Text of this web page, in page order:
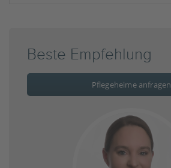
Beste Empfehlung
Pflegeheime anfragen